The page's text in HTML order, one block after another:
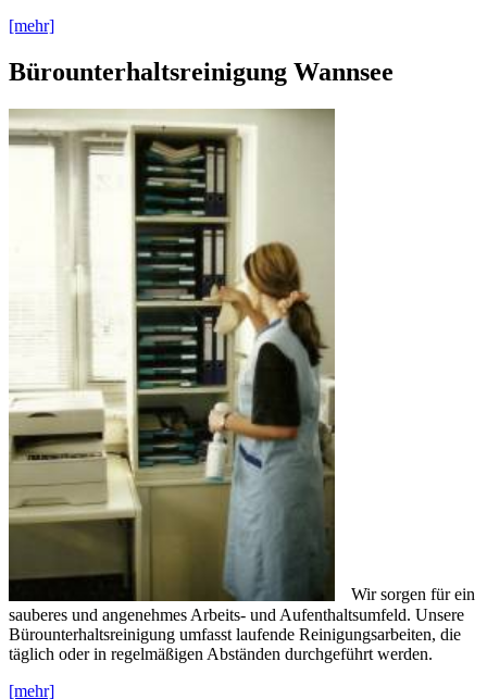
[mehr]
Bürounterhaltsreinigung Wannsee
Wir sorgen für ein
sauberes und angenehmes Arbeits- und Aufenthaltsumfeld. Unsere
Bürounterhaltsreinigung umfasst laufende Reinigungsarbeiten, die
täglich oder in regelmäßigen Abständen durchgeführt werden.
[mehr]